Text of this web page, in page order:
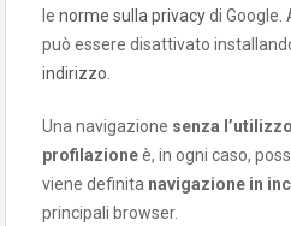
le norme sulla privacydi Google.
può essere disattivato
indirizzo
Una navigazione senza
profilazioneè, in ogni caso,
viene definita navigazione in
principali browser.